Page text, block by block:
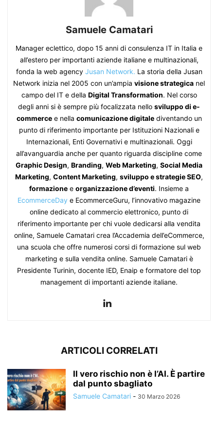
Samuele Camatari
Manager eclettico, dopo 15 anni di consulenza IT in Italia e
all’estero per importanti aziende italiane e multinazionali,
fonda la web agency Jusan Network. La storia della Jusan
Network inizia nel 2005 con un’ampia visione strategica nel
campo del IT e della Digital Transformation. Nel corso
degli anni si è sempre più focalizzata nello sviluppo di e-
commercee nella comunicazione digitalediventando un
punto di riferimento importante per Istituzioni Nazionali e
Internazionali, Enti Governativi e multinazionali. Oggi
all’avanguardia anche per quanto riguarda discipline come
Graphic Design, Branding, Web Marketing, Social Media
Marketing, Content Marketing, sviluppo e strategie SEO,
formazione e organizzazione d’eventi. Insieme a
EcommerceDay e EcommerceGuru, l’innovativo magazine
online dedicato al commercio elettronico, punto di
riferimento importante per chi vuole dedicarsi alla vendita
online, Samuele Camatari crea l’Accademia dell’eCommerce,
una scuola che offre numerosi corsi di formazione sul web
marketing e sulla vendita online. Samuele Camatari è
Presidente Turinin, docente IED, Enaip e formatore del top
management di importanti aziende italiane.
ARTICOLI CORRELATI
Il vero rischio non è l’AI. È partire
dal punto sbagliato
Samuele Camatari - 30 Marzo 2026